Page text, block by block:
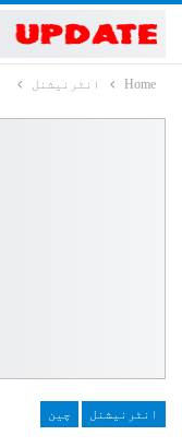
Home انٹرنیشنل
انٹرنیشنل چین